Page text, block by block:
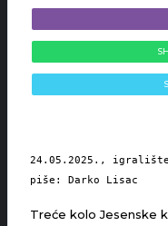
24.05.2025., igralište
piše: Darko Lisac
Treće kolo Jesenske